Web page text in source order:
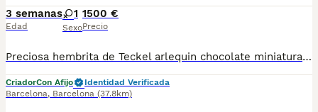
3 semanas
Edad
1
Sexo
1500 €
Precio
Preciosa hembrita de Teckel arlequin chocolate miniatura, alta selección y crianza de las mejores líneas de Teckel de España, se seleccionan las mejores líneas de Teckel para conseguir nuestra propio linaje inconfundible…. colores exoticos, estructuras compactas, cabezitas alargadas, con morro perfecto y un temperamento extraordinariamente afable, súper cariñoso……criados con muchísimo amor, dedicación y atención 24/7 desde sus primeros días de vida. Para ofrecer lo mejor que podemos darle a estos maravillosos perritos!!!! Garantizamos tamaño pero dentro de los estándares para cuidar su salud… En esta camada nos queda disponible esta preciosa Teckel arlquina chocolate de pelo corto fotos 100% reales! Trabajamos con pasión y responsabilidad desde hace más de 10 años., lo cual indica nuestro compromiso, atención y asesoramiento individualizado para cada familia. Nuestros cachorros se entregan con 2 meses de edad y con todo lo que se puede ofrecer para su mayor cuidado: ✔ Vacunas correspondientes ✔ Desparasitaciones ✔ Microchip ✔ Revisión veterinaria completa ✔ Cartilla sanitaria ✔ Contrato de garantías víricas y congénitas durante 1 año Nuestros cachorros destacan por su belleza única, elegancia y carácter cariñoso, convirtiéndose en compañeros perfectos para toda la familia. No solo criamos mascotas, criamos pequeños miembros para tu familia, contactar conmigo estaré encantada de atenderos, si queréis más información sobre nuestros cachorros no dudéis en contactar gracias!
CriadorCon Afijo
Identidad Verificada
Barcelona, Barcelona (37.8km)